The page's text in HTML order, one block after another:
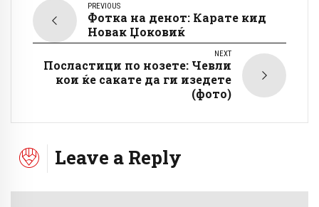
PREVIOUS
Фотка на денот: Карате кид
Новак Џоковиќ
NEXT
Посластици по нозете: Чевли
кои ќе сакате да ги изедете
(фото)
Leave a Reply